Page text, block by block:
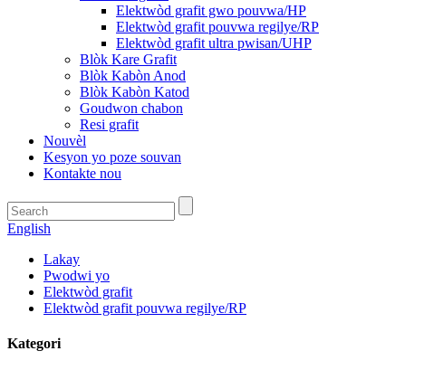
Elektwòd grafit gwo pouvwa/HP
Elektwòd grafit pouvwa regilye/RP
Elektwòd grafit ultra pwisan/UHP
Blòk Kare Grafit
Blòk Kabòn Anod
Blòk Kabòn Katod
Goudwon ​​chabon
Resi grafit
Nouvèl
Kesyon yo poze souvan
Kontakte nou
English
Lakay
Pwodwi yo
Elektwòd grafit
Elektwòd grafit pouvwa regilye/RP
Kategori